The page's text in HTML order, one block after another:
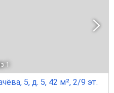
1
5, д. 5, 42 м², 2/9 эт.